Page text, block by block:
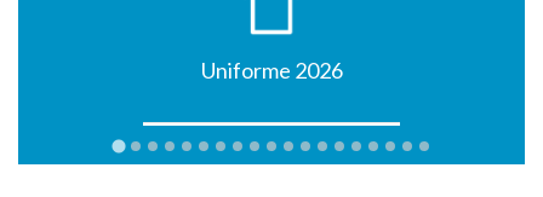
Uniforme 2026